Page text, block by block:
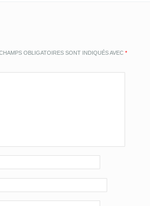
OBLIGATOIRES SONT INDIQUÉS AVEC *